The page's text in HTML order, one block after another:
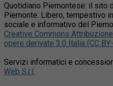
Quotidiano Piemontese: il sito
Piemonte. Libero, tempestivo
sociale e informativo del
Creative Commons
opere derivate 3.0 Italia (CC
Servizi informatici e
Web S.r.l.